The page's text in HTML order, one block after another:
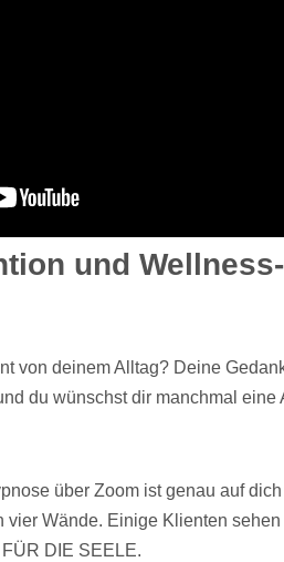
und
von deinem Alltag? Deine
du wünschst dir manchmal eine
über Zoom ist genau auf
vier Wände. Einige Klienten
DIE SEELE.